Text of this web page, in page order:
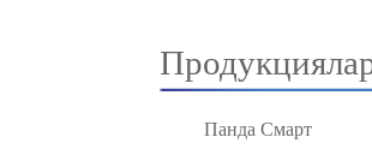
Панда Смарт